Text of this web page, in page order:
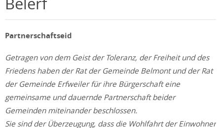
Partnerschaftseid
Getragen von dem Geist der Toleranz, der Freiheit und des
Friedens haben der Rat der Gemeinde Belmont und der Rat
der Gemeinde Erfweiler für ihre Bürgerschaft eine
gemeinsame und dauernde Partnerschaft beider
Gemeinden miteinander beschlossen.
Sie sind der Überzeugung, dass die Wohlfahrt der Einwohner